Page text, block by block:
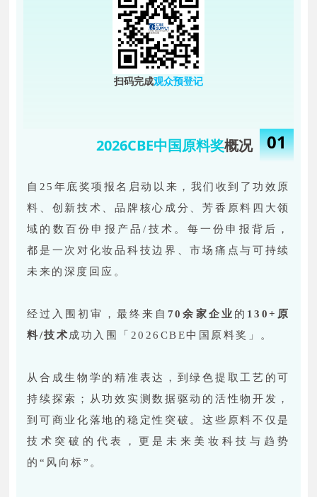
扫码完成观众预登记
2026CBE中国原料奖概况 01
自25年底奖项报名启动以来，我们收到了功效原
料、创新技术、品牌核心成分、芳香原料四大领
域的数百份申报产品/技术。每一份申报背后，
都是一次对化妆品科技边界、市场痛点与可持续
未来的深度回应。
经过入围初审，最终来自 70余家企业 的 130+ 原
料/技术成功入围「2026CBE中国原料奖」。
从合成生物学的精准表达，到绿色提取工艺的可
持续探索；从功效实测数据驱动的活性物开发，
到可商业化落地的稳定性突破。这些原料不仅是
技术突破的代表，更是未来美妆科技与趋势
的“风向标”。